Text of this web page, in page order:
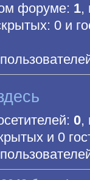
форуме: 1,
0 и
0,
и 0